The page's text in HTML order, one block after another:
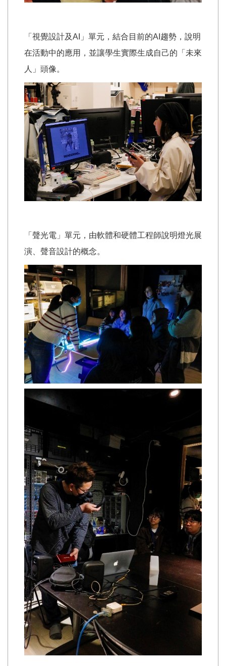
「視覺設計及AI」單元，結合目前的AI趨勢，說明
在活動中的應用，並讓學生實際生成自己的「未來
人」頭像。
「聲光電」單元，由軟體和硬體工程師說明燈光展
演、聲音設計的概念。